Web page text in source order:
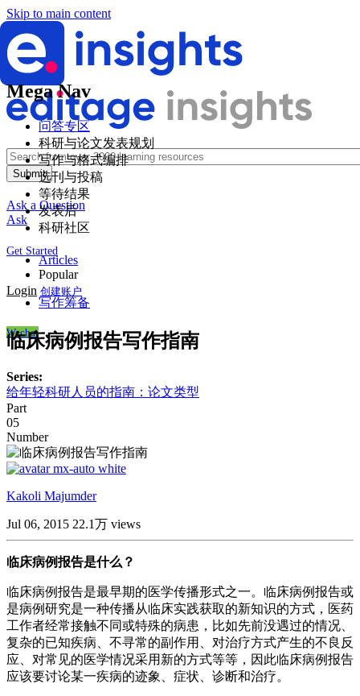
Skip to main content
Ask a Question
Ask
Get Started
Login 创建账户
Wechat
Mega Nav
问答专区
科研与论文发表规划
写作与格式编排
选刊与投稿
等待结果
发表后
科研社区
Articles
Popular
写作筹备
临床病例报告写作指南
Series:
给年轻科研人员的指南：论文类型
Part
05
Number
Kakoli Majumder
Jul 06, 2015 22.1万 views
临床病例报告是什么？
临床病例报告是最早期的医学传播形式之一。临床病例报告或
是病例研究是一种传播从临床实践获取的新知识的方式，医药
工作者经常接触不同或特殊的病患，比如先前没遇过的情况、
复杂的已知疾病、不寻常的副作用、对治疗方式产生的不良反
应、对常见的医学情况采用新的方式等等，因此临床病例报告
应该要讨论某一疾病的迹象、症状、诊断和治疗。